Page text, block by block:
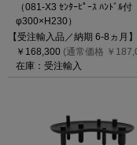
（081-X3 ｾﾝﾀｰﾋﾟｰｽ ﾊﾝﾄﾞﾙ付
φ300×H230）
【受注輸入品／納期 6-8ヵ月】
￥168,300 (通常価格 ￥
在庫：受注輸入